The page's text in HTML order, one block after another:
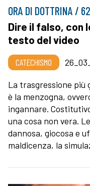
ORA DI DOTTRINA /
Dire il falso, con
testo del video
CATECHISMO
La trasgressione più
è la menzogna,
ingannare.
una cosa non vera.
dannosa, giocosa e
maldicenza, la